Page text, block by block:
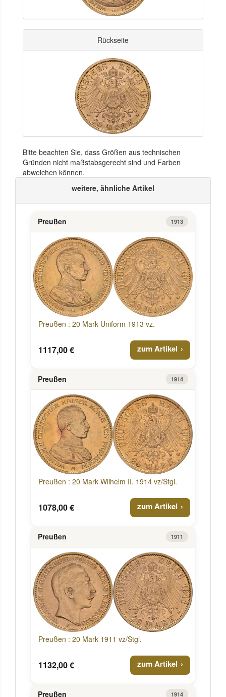
Rückseite
Bitte beachten Sie, dass Größen aus technischen
Gründen nicht maßstabsgerecht sind und Farben
abweichen können.
weitere, ähnliche Artikel
Preußen 1913
Preußen : 20 Mark Uniform 1913 vz.
1117,00 € zum Artikel
Preußen 1914
Preußen : 20 Mark Wilhelm II. 1914 vz/Stgl.
1078,00 € zum Artikel
Preußen 1911
Preußen : 20 Mark 1911 vz/Stgl.
1132,00 € zum Artikel
Preußen 1914